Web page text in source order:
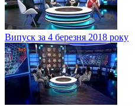
Випуск за 4 березня 2018 року